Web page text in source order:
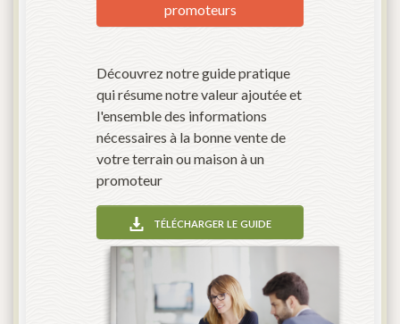
promoteurs
Découvrez notre guide pratique
qui résume notre valeur ajoutée et
l'ensemble des informations
nécessaires à la bonne vente de
votre terrain ou maison à un
promoteur
télécharger le guide